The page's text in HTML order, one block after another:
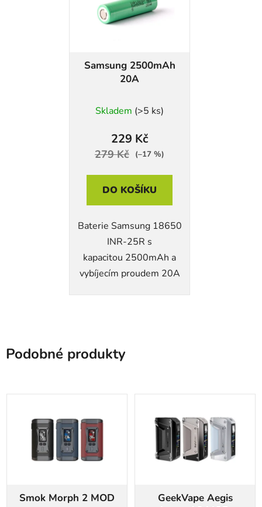
Samsung 2500mAh
20A
Skladem (>5 ks)
229 Kč
279 Kč (–17 %)
DO KOŠÍKU
Baterie Samsung 18650
INR-25R s
kapacitou 2500mAh a
vybíjecím proudem 20A
Podobné produkty
Smok Morph 2 MOD
GeekVape Aegis